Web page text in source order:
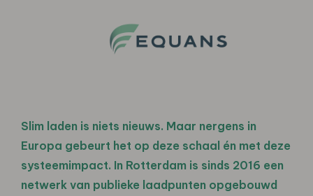
Slim laden is niets nieuws. Maar nergens in
Europa gebeurt het op deze schaal én met deze
systeemimpact. In Rotterdam is sinds 2016 een
netwerk van publieke laadpunten opgebouwd